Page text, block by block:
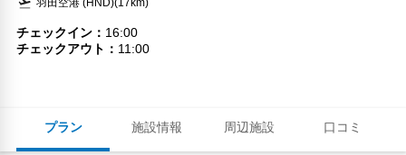
プラン 施設情報 周辺施設 口コミ
羽田空港 (HND)(17km)
チェックイン
16:00
チェックアウト
11:00